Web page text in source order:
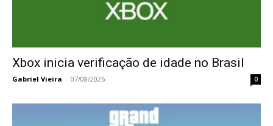
Xbox inicia verificação de idade no Brasil
Gabriel Vieira - 07/08/2026 0